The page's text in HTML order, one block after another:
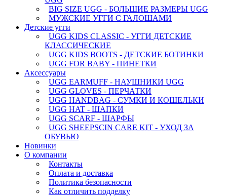
BIG SIZE UGG - БОЛЬШИЕ РАЗМЕРЫ UGG
МУЖСКИЕ УГГИ С ГАЛОШАМИ
Детские угги
UGG KIDS CLASSIC - УГГИ ДЕТСКИЕ
КЛАССИЧЕСКИЕ
UGG KIDS BOOTS - ДЕТСКИЕ БОТИНКИ
UGG FOR BABY - ПИНЕТКИ
Аксессуары
UGG EARMUFF - НАУШНИКИ UGG
UGG GLOVES - ПЕРЧАТКИ
UGG HANDBAG - СУМКИ И КОШЕЛЬКИ
UGG HAT - ШАПКИ
UGG SCARF - ШАРФЫ
UGG SHEEPSCIN CARE KIT - УХОД ЗА
ОБУВЬЮ
Новинки
О компании
Контакты
Оплата и доставка
Политика безопасности
Как отличить подделку